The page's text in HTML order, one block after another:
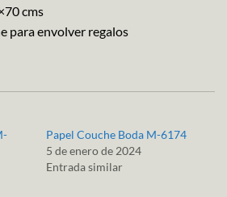
cms
para envolver regalos
Papel Couche Boda M-6174
5 de enero de 2024
Entrada similar